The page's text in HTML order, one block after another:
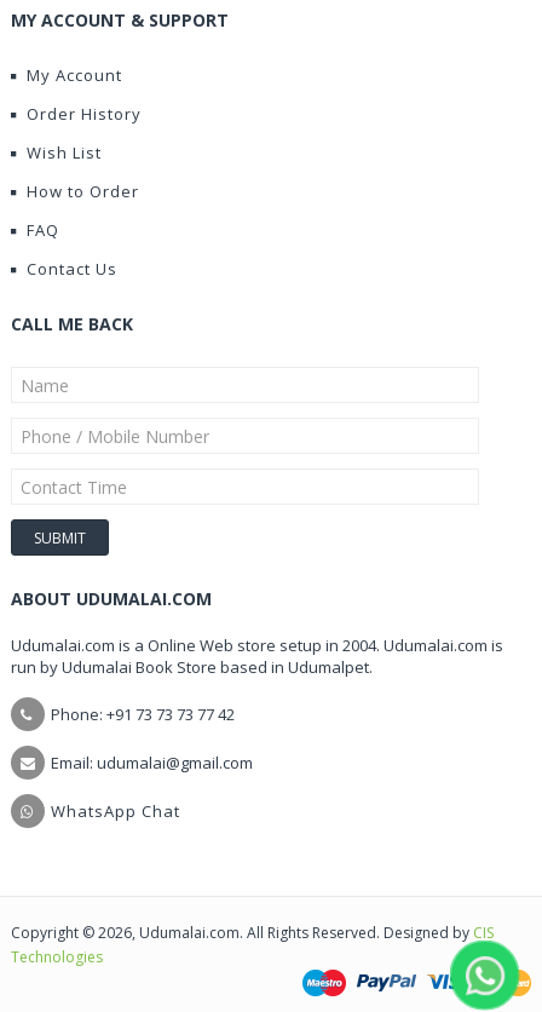
MY ACCOUNT & SUPPORT
My Account
Order History
Wish List
How to Order
FAQ
Contact Us
CALL ME BACK
ABOUT UDUMALAI.COM
Udumalai.com is a Online Web store setup in 2004. Udumalai.com is
run by Udumalai Book Store based in Udumalpet.
Phone: +91 73 73 73 77 42
Email: udumalai@gmail.com
WhatsApp Chat
Copyright © 2026, Udumalai.com. All Rights Reserved. Designed by CIS
Technologies